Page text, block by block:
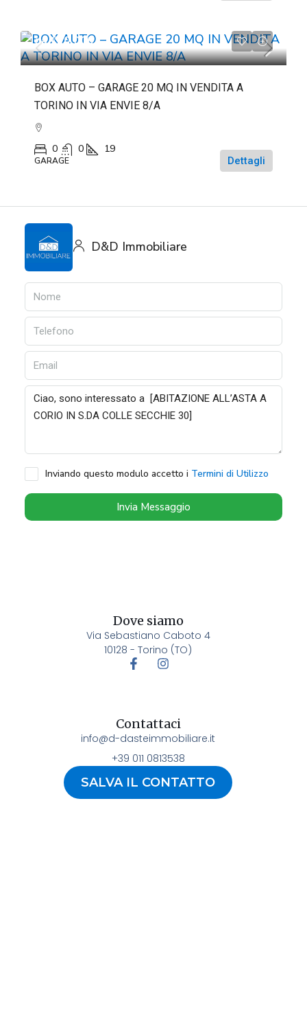
da€20.000
BOX AUTO – GARAGE 20 MQ IN VENDITA A
TORINO IN VIA ENVIE 8/A
0 0 19
GARAGE Dettagli
D&D Immobiliare
Inviando questo modulo accetto i Termini di Utilizzo
Invia Messaggio
Dove siamo
Via Sebastiano Caboto 4
10128 - Torino (TO)
Contattaci
info@d-dasteimmobiliare.it
+39 011 0813538
SALVA IL CONTATTO